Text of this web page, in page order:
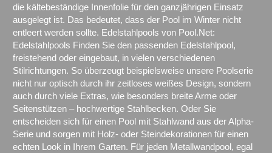
die kältebeständige Innenfolie für den ganzjährigen Einsatz
ausgelegt ist. Das bedeutet, dass der Pool im Winter nicht
entleert werden sollte. Edelstahlpools von Pool.Net:
Edelstahlpools Finden Sie den passenden Edelstahlpool,
freistehend oder eingebaut, in vielen verschiedenen
Stilrichtungen. So überzeugt beispielsweise unsere Poolserie
nicht nur optisch durch ihr zeitloses weißes Design, sondern
auch durch viele Extras, wie besonders breite Arme oder
Seitenstützen – hochwertige Stahlbecken. Oder Sie
entscheiden sich für einen Pool mit Stahlwand aus der Alpha-
Serie und sorgen mit Holz- oder Steindekorationen für einen
echten Look in Ihrem Garten. Für jeden Metallwandpool, egal